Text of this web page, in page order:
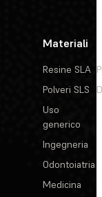
Materiali
Resine SLA
Polveri SLS
Uso
generico
Ingegneria
Odontoiatria
Medicina